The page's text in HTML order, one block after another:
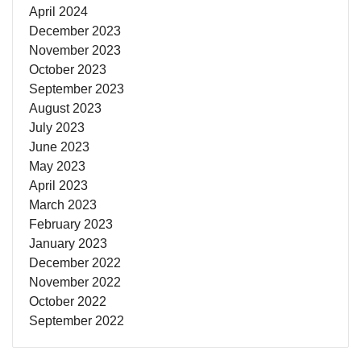
April 2024
December 2023
November 2023
October 2023
September 2023
August 2023
July 2023
June 2023
May 2023
April 2023
March 2023
February 2023
January 2023
December 2022
November 2022
October 2022
September 2022